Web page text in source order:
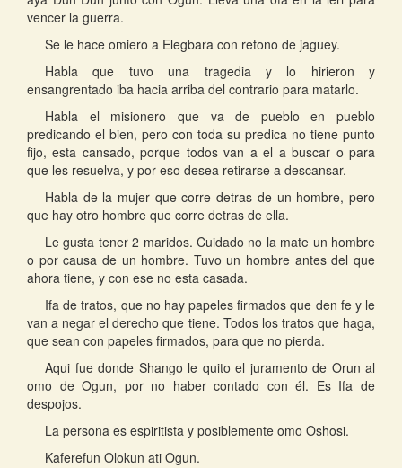
vencer la guerra.
Se le hace omiero a Elegbara con retono de jaguey.
Habla que tuvo una tragedia y lo hirieron y
ensangrentado iba hacia arriba del contrario para matarlo.
Habla el misionero que va de pueblo en pueblo
predicando el bien, pero con toda su predica no tiene punto
fijo, esta cansado, porque todos van a el a buscar o para
que les resuelva, y por eso desea retirarse a descansar.
Habla de la mujer que corre detras de un hombre, pero
que hay otro hombre que corre detras de ella.
Le gusta tener 2 maridos. Cuidado no la mate un hombre
o por causa de un hombre. Tuvo un hombre antes del que
ahora tiene, y con ese no esta casada.
Ifa de tratos, que no hay papeles firmados que den fe y le
van a negar el derecho que tiene. Todos los tratos que haga,
que sean con papeles firmados, para que no pierda.
Aqui fue donde Shango le quito el juramento de Orun al
omo de Ogun, por no haber contado con él. Es Ifa de
despojos.
La persona es espiritista y posiblemente omo Oshosi.
Kaferefun Olokun ati Ogun.